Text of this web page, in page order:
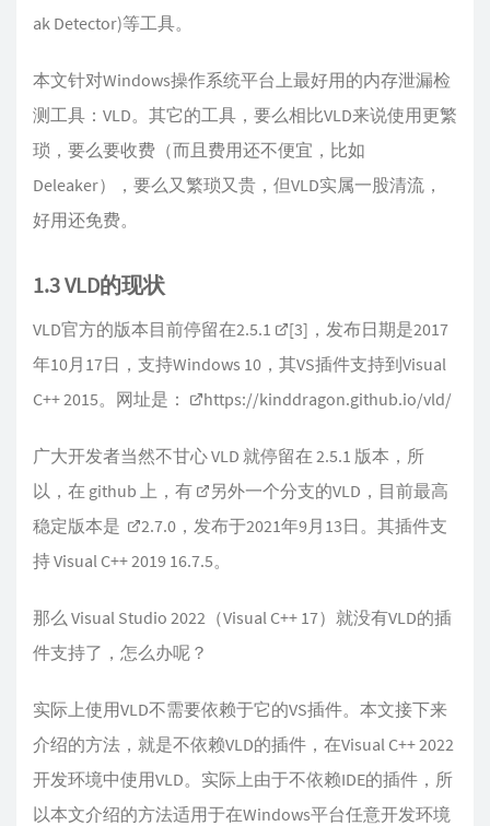
ak Detector)等工具。
本文针对Windows操作系统平台上最好用的内存泄漏检
测工具：VLD。其它的工具，要么相比VLD来说使用更繁
琐，要么要收费（而且费用还不便宜，比如
Deleaker），要么又繁琐又贵，但VLD实属一股清流，
好用还免费。
1.3 VLD的现状
VLD官方的版本目前停留在2.5.1 [3] ，发布日期是2017
年10月17日，支持Windows 10，其VS插件支持到Visual
C++ 2015。网址是：
https://kinddragon.github.io/vld/
广大开发者当然不甘心 VLD 就停留在 2.5.1 版本，所
以，在 github 上，有
另外一个分支的VLD ，目前最高
稳定版本是
2.7.0 ，发布于2021年9月13日。其插件支
持 Visual C++ 2019 16.7.5。
那么 Visual Studio 2022（Visual C++ 17）就没有VLD的插
件支持了，怎么办呢？
实际上使用VLD不需要依赖于它的VS插件。本文接下来
介绍的方法，就是不依赖VLD的插件，在Visual C++ 2022
开发环境中使用VLD。实际上由于不依赖IDE的插件，所
以本文介绍的方法适用于在Windows平台任意开发环境